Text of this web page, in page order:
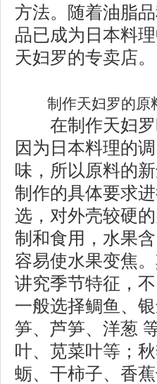
方法。随着油脂
品已成为日本料
天妇罗的专卖店。
制作天妇罗的原
在制作天妇罗
因为日本料理的
味，所以原料的
制作的具体要求
选，对外壳较硬
制和食用，水果
容易使水果变焦
讲究季节特征，
一般选择鲷鱼、
笋、芦笋、洋葱
叶、苋菜叶等；
蛎、干柿子、香